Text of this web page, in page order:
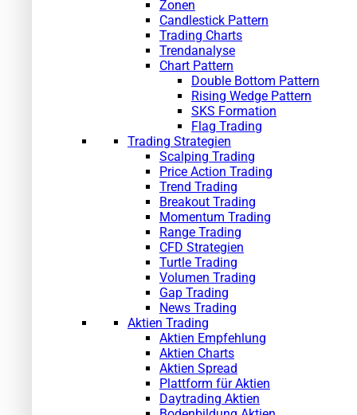
Zonen
Candlestick Pattern
Trading Charts
Trendanalyse
Chart Pattern
Double Bottom Pattern
Rising Wedge Pattern
SKS Formation
Flag Trading
Trading Strategien
Scalping Trading
Price Action Trading
Trend Trading
Breakout Trading
Momentum Trading
Range Trading
CFD Strategien
Turtle Trading
Volumen Trading
Gap Trading
News Trading
Aktien Trading
Aktien Empfehlung
Aktien Charts
Aktien Spread
Plattform für Aktien
Daytrading Aktien